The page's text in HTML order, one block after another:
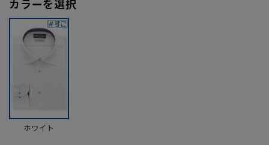
カラーを選択
ホワイト